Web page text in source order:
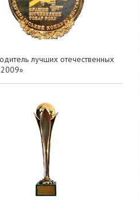
лучших отечественных